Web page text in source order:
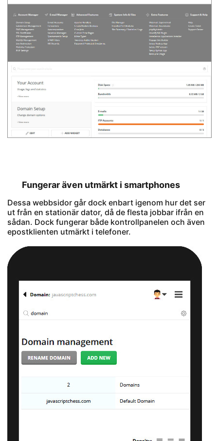
Fungerar även utmärkt i smartphones
Dessa webbsidor går dock enbart igenom hur det ser
ut från en stationär dator, då de flesta jobbar ifrån en
sådan. Dock fungerar både kontrollpanelen och även
epostklienten utmärkt i telefoner.